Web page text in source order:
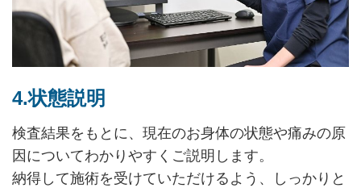
4.状態説明
検査結果をもとに、現在のお身体の状態や痛みの原
因についてわかりやすくご説明します。
納得して施術を受けていただけるよう、しっかりと